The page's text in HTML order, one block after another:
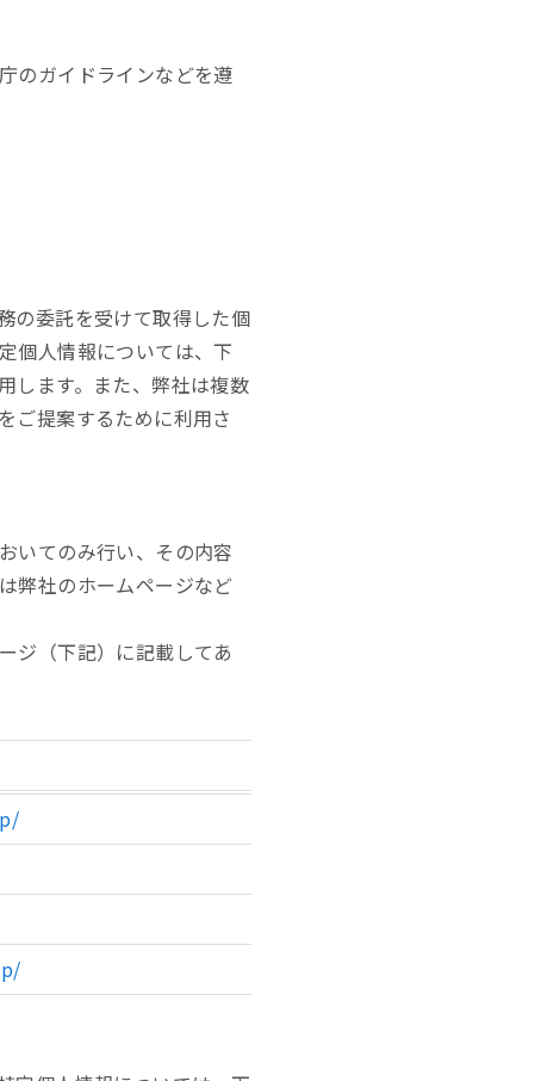
のガイドラインなどを遵
の委託を受けて取得した個
個人情報については、下
します。また、弊社は複数
ご提案するために利用さ
いてのみ行い、その内容
弊社のホームページなど
ジ（下記）に記載してあ